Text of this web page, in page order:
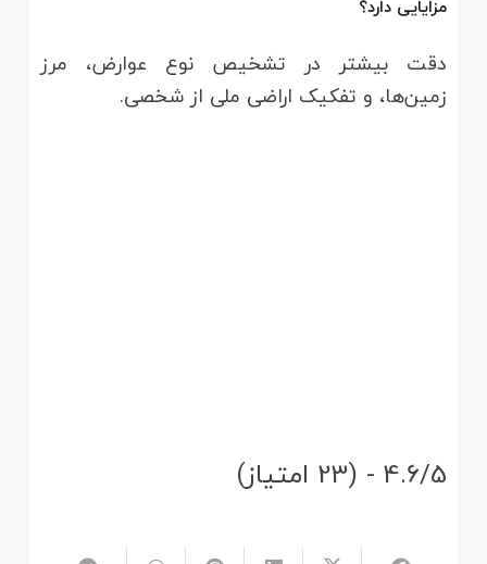
مزایایی دارد؟
دقت بیشتر در تشخیص نوع عوارض، مرز
زمین‌ها، و تفکیک اراضی ملی از شخصی.
4.6/5 - (23 امتیاز)